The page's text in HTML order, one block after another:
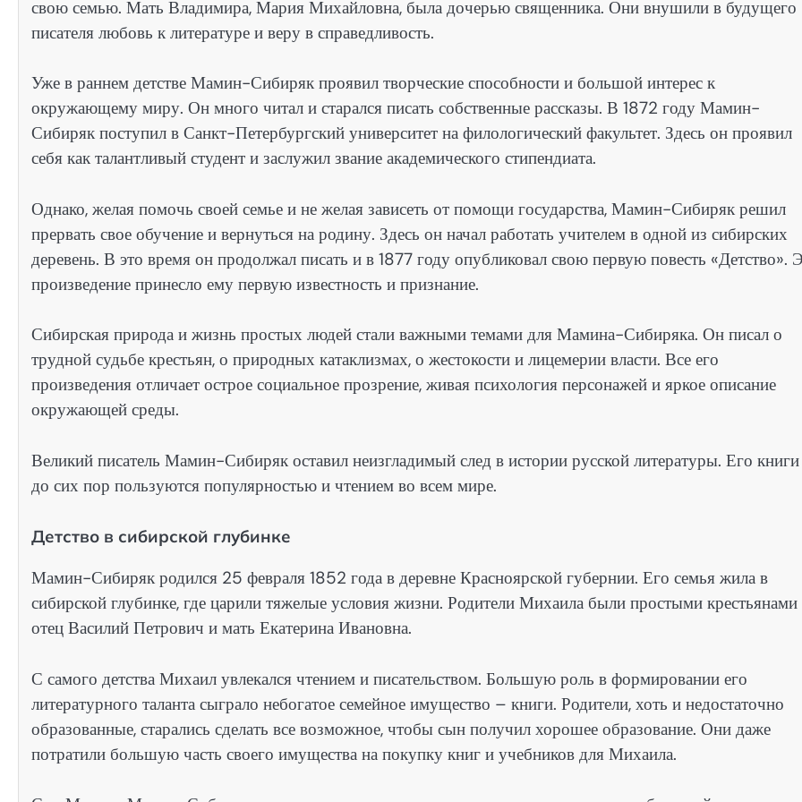
свою семью. Мать Владимира, Мария Михайловна, была дочерью священника. Они внушили в будущего
писателя любовь к литературе и веру в справедливость.
Уже в раннем детстве Мамин-Сибиряк проявил творческие способности и большой интерес к
окружающему миру. Он много читал и старался писать собственные рассказы. В 1872 году Мамин-
Сибиряк поступил в Санкт-Петербургский университет на филологический факультет. Здесь он проявил
себя как талантливый студент и заслужил звание академического стипендиата.
Однако, желая помочь своей семье и не желая зависеть от помощи государства, Мамин-Сибиряк решил
прервать свое обучение и вернуться на родину. Здесь он начал работать учителем в одной из сибирских
деревень. В это время он продолжал писать и в 1877 году опубликовал свою первую повесть «Детство».
произведение принесло ему первую известность и признание.
Сибирская природа и жизнь простых людей стали важными темами для Мамина-Сибиряка. Он писал о
трудной судьбе крестьян, о природных катаклизмах, о жестокости и лицемерии власти. Все его
произведения отличает острое социальное прозрение, живая психология персонажей и яркое описание
окружающей среды.
Великий писатель Мамин-Сибиряк оставил неизгладимый след в истории русской литературы. Его книги
до сих пор пользуются популярностью и чтением во всем мире.
Детство в сибирской глубинке
Мамин-Сибиряк родился 25 февраля 1852 года в деревне Красноярской губернии. Его семья жила в
сибирской глубинке, где царили тяжелые условия жизни. Родители Михаила были простыми
отец Василий Петрович и мать Екатерина Ивановна.
С самого детства Михаил увлекался чтением и писательством. Большую роль в формировании его
литературного таланта сыграло небогатое семейное имущество – книги. Родители, хоть и недостаточно
образованные, старались сделать все возможное, чтобы сын получил хорошее образование. Они даже
потратили большую часть своего имущества на покупку книг и учебников для Михаила.